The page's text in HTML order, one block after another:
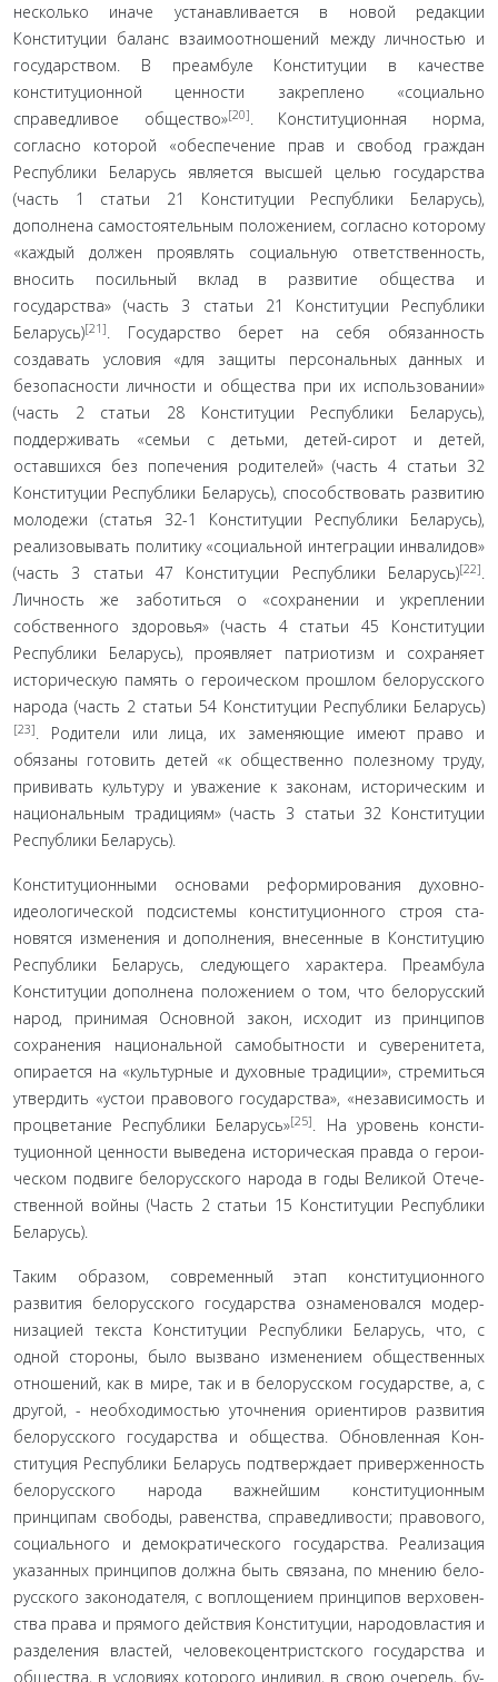
несколько иначе устанавливается в новой редакции
Конституции баланс взаимоотношений между личностью и
государством. В преамбуле Конституции в качестве
конституционной ценно­сти закреплено «социально
справедливое общество»[20]. Кон­ституционная норма,
согласно которой «обеспечение прав и свобод граждан
Республики Беларусь является высшей це­лью государства
(часть 1 статьи 21 Конституции Республики Беларусь),
дополнена самостоятельным положением, соглас­но которому
«каждый должен проявлять социальную ответ­ственность,
вносить посильный вклад в развитие общества и
государства» (часть 3 статьи 21 Конституции Республики
Беларусь)[21]. Государство берет на себя обязанность
создавать условия «для защиты персональных данных и
безопасности личности и общества при их использовании»
(часть 2 статьи 28 Конституции Республики Беларусь),
поддерживать «се­мьи с детьми, детей-сирот и детей,
оставшихся без попече­ния родителей» (часть 4 статьи 32
Конституции Республики Беларусь), способствовать развитию
молодежи (статья 32-1 Конституции Республики Беларусь),
реализовывать поли­тику «социальной интеграции инвалидов»
(часть 3 статьи 47 Конституции Республики Беларусь)[22].
Личность же забо­титься о «сохранении и укреплении
собственного здоровья» (часть 4 статьи 45 Конституции
Республики Беларусь), про­являет патриотизм и сохраняет
историческую память о ге­роическом прошлом белорусского
народа (часть 2 статьи 54 Конституции Республики Беларусь)
[23]. Родители или лица, их заменяющие имеют право и
обязаны готовить детей «к обще­ственно полезному труду,
прививать культуру и уважение к законам, историческим и
национальным традициям» (часть 3 статьи 32 Конституции
Республики Беларусь).
Конституционными основами реформирования духов­но-
идеологической подсистемы конституционного строя ста­
новятся изменения и дополнения, внесенные в Конституцию
Республики Беларусь, следующего характера. Преамбула
Конституции дополнена положением о том, что белорус­ский
народ, принимая Основной закон, исходит из принци­пов
сохранения национальной самобытности и суверенитета,
опирается на «культурные и духовные традиции», стремить­ся
утвердить «устои правового государства», «независимость и
процветание Республики Беларусь»[25]. На уровень консти­
туционной ценности выведена историческая правда о герои­
ческом подвиге белорусского народа в годы Великой Отече­
ственной войны (Часть 2 статьи 15 Конституции Республики
Беларусь).
Таким образом, современный этап конституционного
развития белорусского государства ознаменовался модер­
низацией текста Конституции Республики Беларусь, что, с
одной стороны, было вызвано изменением общественных
от­ношений, как в мире, так и в белорусском государстве, а, с
другой, - необходимостью уточнения ориентиров развития
белорусского государства и общества. Обновленная Кон­
ституция Республики Беларусь подтверждает привержен­ность
белорусского народа важнейшим конституционным
принципам свободы, равенства, справедливости; правового,
социального и демократического государства. Реализация
указанных принципов должна быть связана, по мнению бело­
русского законодателя, с воплощением принципов верховен­
ства права и прямого действия Конституции, народовластия и
разделения властей, человекоцентристского государства и
общества, в условиях которого индивид, в свою очередь, бу­